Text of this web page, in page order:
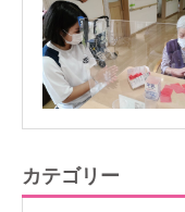
カテゴリー